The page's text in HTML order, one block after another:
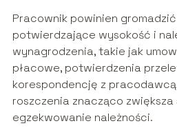
Pracownik powinien
potwierdzające wysokość i
wynagrodzenia, takie jak
płacowe, potwierdzenia
korespondencję z
roszczenia znacząco
egzekwowanie należności.